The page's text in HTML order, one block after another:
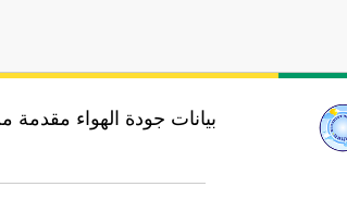
بيانات جودة الهواء مقدمة